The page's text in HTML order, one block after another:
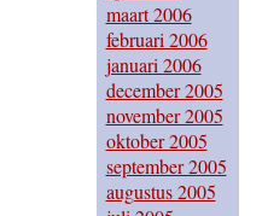
maart 2006
februari 2006
januari 2006
december 2005
november 2005
oktober 2005
september 2005
augustus 2005